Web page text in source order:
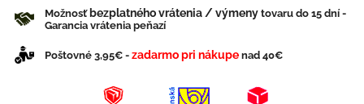
Možnosťbezplatného vrátenia / výmeny tovaru do 15 dní -
Garancia vrátenia peňazí
Poštovné 3,95€ - zadarmo pri nákupe nad 40€